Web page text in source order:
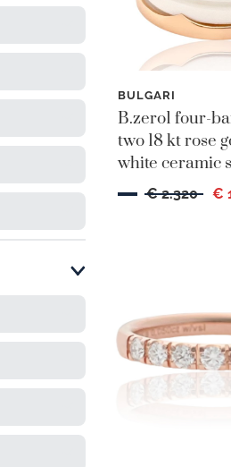
BULGARI
B.zero1 four-
two 18 kt rose
white ceramic
€ 2.320 €